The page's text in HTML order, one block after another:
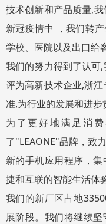
技术创新和产品质量,
新冠疫情中 ，我们转
学校、医院以及出口给
我们的努力得到了认可
评为高新技术企业,浙
准,为行业的发展和进步
为了更好地满足消
了"LEAONE"品牌，致
新的手机应用程序，
捷和互联的智能生活体验
我们的新厂区占地
展阶段。我们将继续